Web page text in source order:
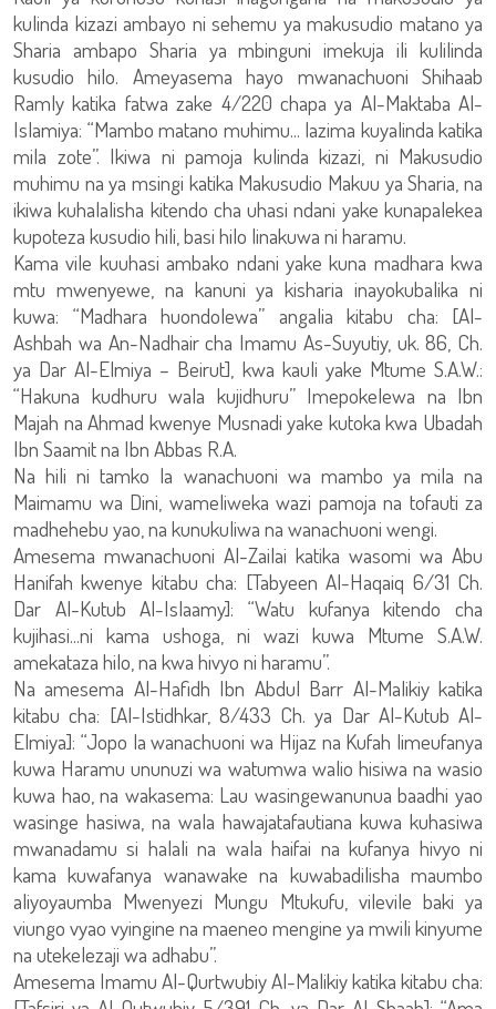
kulinda kizazi ambayo ni sehemu ya makusudio matano ya
Sharia ambapo Sharia ya mbinguni imekuja ili kulilinda
kusudio hilo. Ameyasema hayo mwanachuoni Shihaab
Ramly katika fatwa zake 4/220 chapa ya Al-Maktaba Al-
Islamiya: “Mambo matano muhimu... lazima kuyalinda katika
mila zote”. Ikiwa ni pamoja kulinda kizazi, ni Makusudio
muhimu na ya msingi katika Makusudio Makuu ya Sharia, na
ikiwa kuhalalisha kitendo cha uhasi ndani yake kunapalekea
kupoteza kusudio hili, basi hilo linakuwa ni haramu.
Kama vile kuuhasi ambako ndani yake kuna madhara kwa
mtu mwenyewe, na kanuni ya kisharia inayokubalika ni
kuwa: “Madhara huondolewa” angalia kitabu cha: [Al-
Ashbah wa An-Nadhair cha Imamu As-Suyutiy, uk. 86, Ch.
ya Dar Al-Elmiya – Beirut], kwa kauli yake Mtume S.A.W.:
“Hakuna kudhuru wala kujidhuru” Imepokelewa na Ibn
Majah na Ahmad kwenye Musnadi yake kutoka kwa Ubadah
Ibn Saamit na Ibn Abbas R.A.
Na hili ni tamko la wanachuoni wa mambo ya mila na
Maimamu wa Dini, wameliweka wazi pamoja na tofauti za
madhehebu yao, na kunukuliwa na wanachuoni wengi.
Amesema mwanachuoni Al-Zailai katika wasomi wa Abu
Hanifah kwenye kitabu cha: [Tabyeen Al-Haqaiq 6/31 Ch.
Dar Al-Kutub Al-Islaamy]: “Watu kufanya kitendo cha
kujihasi...ni kama ushoga, ni wazi kuwa Mtume S.A.W.
amekataza hilo, na kwa hivyo ni haramu”.
Na amesema Al-Hafidh Ibn Abdul Barr Al-Malikiy katika
kitabu cha: [Al-Istidhkar, 8/433 Ch. ya Dar Al-Kutub Al-
Elmiya]: “Jopo la wanachuoni wa Hijaz na Kufah limeufanya
kuwa Haramu ununuzi wa watumwa walio hisiwa na wasio
kuwa hao, na wakasema: Lau wasingewanunua baadhi yao
wasinge hasiwa, na wala hawajatafautiana kuwa kuhasiwa
mwanadamu si halali na wala haifai na kufanya hivyo ni
kama kuwafanya wanawake na kuwabadilisha maumbo
aliyoyaumba Mwenyezi Mungu Mtukufu, vilevile baki ya
viungo vyao vyingine na maeneo mengine ya mwili kinyume
na utekelezaji wa adhabu”.
Amesema Imamu Al-Qurtwubiy Al-Malikiy katika kitabu cha: